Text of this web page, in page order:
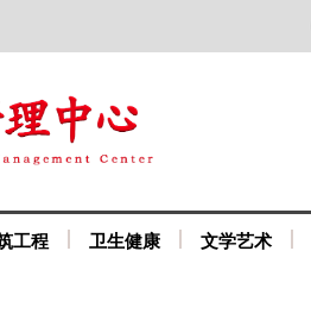
工程 卫生健康 文学艺术